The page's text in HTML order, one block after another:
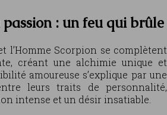
passion : un feu qui brûle
l’Homme Scorpion se complètent
créant une alchimie unique et
amoureuse s’explique par une
leurs traits de personnalité,
intense et un désir insatiable.